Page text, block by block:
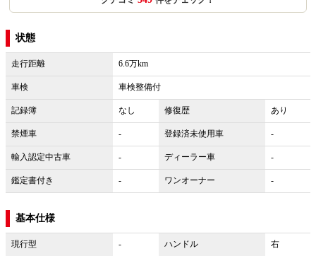
状態
走行距離 6.6万km
車検 車検整備付
記録簿 なし 修復歴 あり
禁煙車 - 登録済未使用車 -
輸入認定中古車 - ディーラー車 -
鑑定書付き - ワンオーナー -
基本仕様
現行型 - ハンドル
右